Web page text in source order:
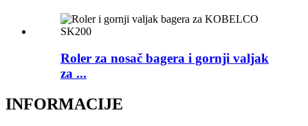
Roler za nosač bagera i gornji valjak
za ...
INFORMACIJE